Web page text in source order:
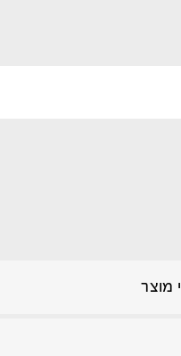
מוצר